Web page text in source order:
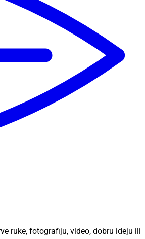
ruke, fotografiju, video, dobru ideju ili